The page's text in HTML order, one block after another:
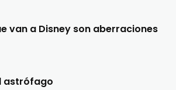
van a Disney son aberraciones
astrófago